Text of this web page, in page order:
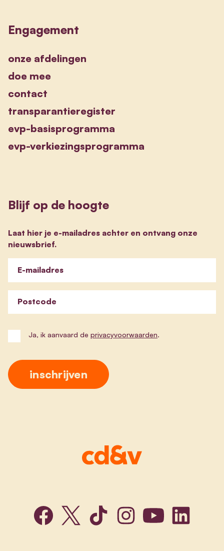
Engagement
onze afdelingen
doe mee
contact
transparantieregister
evp-basisprogramma
evp-verkiezingsprogramma
Blijf op de hoogte
Laat hier je e-mailadres achter en ontvang onze
nieuwsbrief.
E-mailadres
Postcode
Ja, ik aanvaard de privacyvoorwaarden.